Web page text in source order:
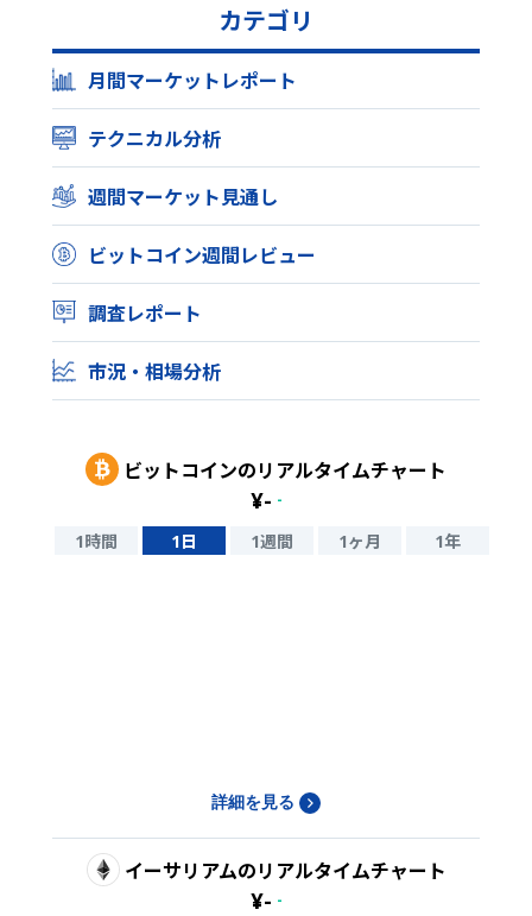
カテゴリ
月間マーケットレポート
テクニカル分析
週間マーケット見通し
ビットコイン週間レビュー
調査レポート
市況・相場分析
ビットコインのリアルタイムチャート
¥- -
1時間 1日 1週間 1ヶ月 1年
詳細を見る
イーサリアムのリアルタイムチャート
¥- -